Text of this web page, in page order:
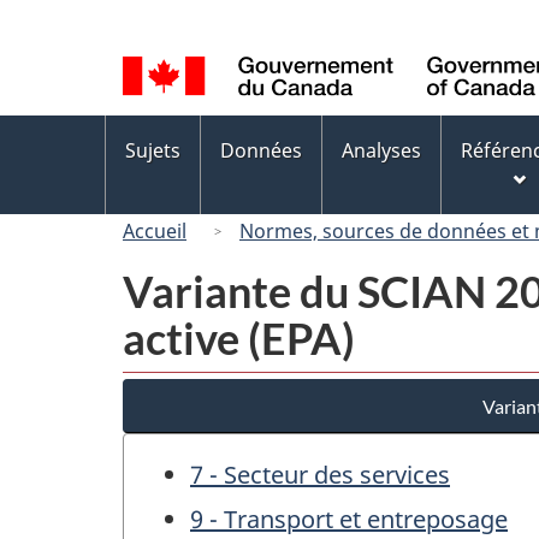
de
la
langue
des
Sujets Données Analyses
Accueil Normes, sources de données et
Variante du SCIAN
active (EPA)
7 - Secteur des services
9 - Transport et entreposage